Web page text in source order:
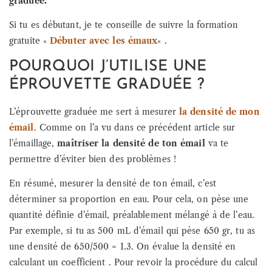
Si tu es débutant, je te conseille de suivre la formation
gratuite «Débuter avec les émaux« .
POURQUOI J’UTILISE UNE
ÉPROUVETTE GRADUÉE ?
L’éprouvette graduée me sert à mesurer la densité de mon
émail. Comme on l’a vu dans ce précédent article sur
l’émaillage,maîtriser la densité de ton émailva te
permettre d’éviter bien des problèmes !
En résumé, mesurer la densité de ton émail, c’est
déterminer sa proportion en eau. Pour cela, on pèse une
quantité définie d’émail, préalablement mélangé à de l’eau.
Par exemple, si tu as 500 mL d’émail qui pèse 650 gr, tu as
une densité de 650/500 = 1.3. On évalue la densité en
calculant un coefficient . Pour revoir la procédure du calcul